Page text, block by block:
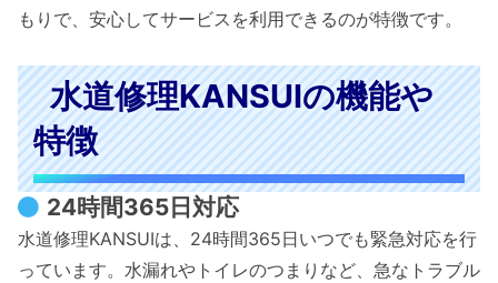
もりで、安心してサービスを利用できるのが特徴です。
水道修理KANSUIの機能や
特徴
24時間365日対応
水道修理KANSUIは、24時間365日いつでも緊急対応を行
っています。水漏れやトイレのつまりなど、急なトラブル